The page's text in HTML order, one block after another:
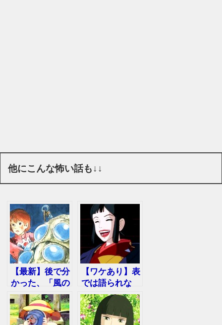
他にこんな怖い話も↓↓
【最新】後で分
かった、「風の
谷のナウシカ」
に隠された都市
伝説３選
【ワケあり】表
では語られな
い…「もののけ
姫」の裏・都市
伝説